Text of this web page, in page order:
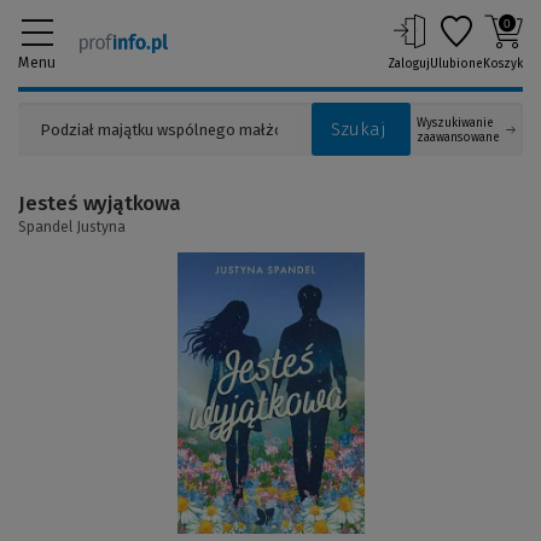
Menu
Szukaj
Wyszukiwanie
zaawansowane
ZalogujUlubione
0
Koszyk
Jesteś wyjątkowa
Spandel Justyna